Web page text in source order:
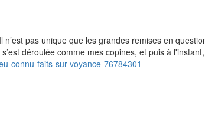
pas unique que les grandes remises en
déroulée comme mes copines, et puis à
connu-faits-sur-voyance-76784301